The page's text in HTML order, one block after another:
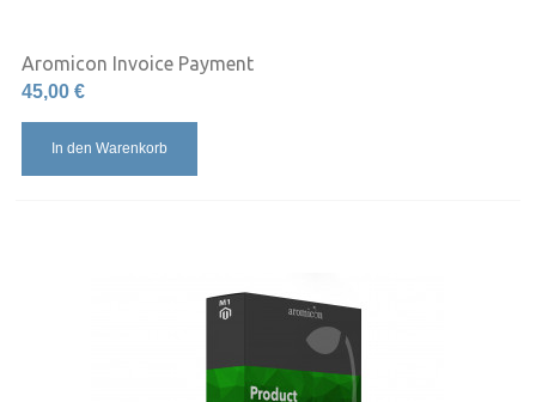
Aromicon Invoice Payment
45,00 €
In den Warenkorb